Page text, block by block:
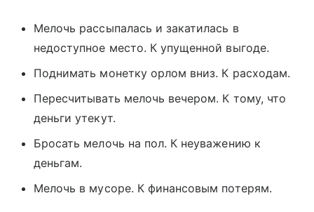
Мелочь рассыпалась и закатилась в
недоступное место. К упущенной выгоде.
Поднимать монетку орлом вниз. К расходам.
Пересчитывать мелочь вечером. К тому, что
деньги утекут.
Бросать мелочь на пол. К неуважению к
деньгам.
Мелочь в мусоре. К финансовым потерям.